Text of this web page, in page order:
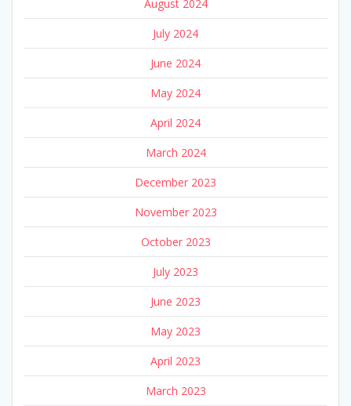
August 2024
July 2024
June 2024
May 2024
April 2024
March 2024
December 2023
November 2023
October 2023
July 2023
June 2023
May 2023
April 2023
March 2023